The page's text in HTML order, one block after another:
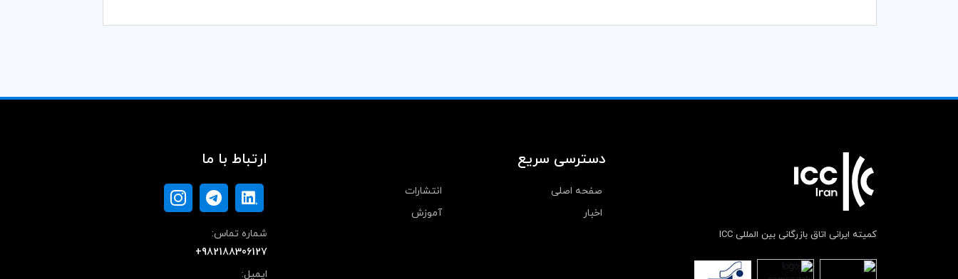
کمیته ایرانی اتاق بازرگانی بین المللی ICC
دسترسی سریع
صفحه اصلی
انتشارات
اخبار
آموزش
ارتباط با ما
شماره تماس:
+982188306127
ایمیل: